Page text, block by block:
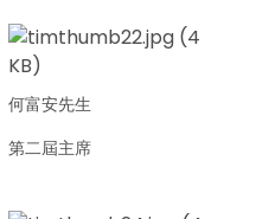
何富安先生
第二屆主席